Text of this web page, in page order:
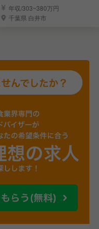
補として活躍！
年収/303~380万円
千葉県 白井市